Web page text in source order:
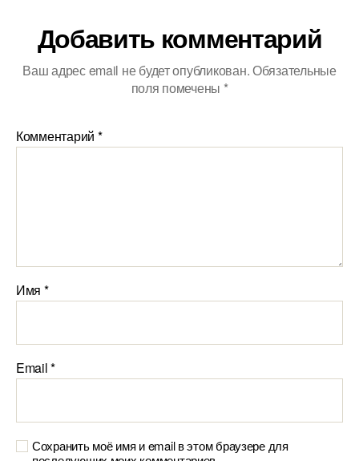
Добавить комментарий
Ваш адрес email не будет опубликован.Обязательные
поля помечены *
Комментарий *
Имя *
Email*
Сохранить моё имя и email в этом браузере для